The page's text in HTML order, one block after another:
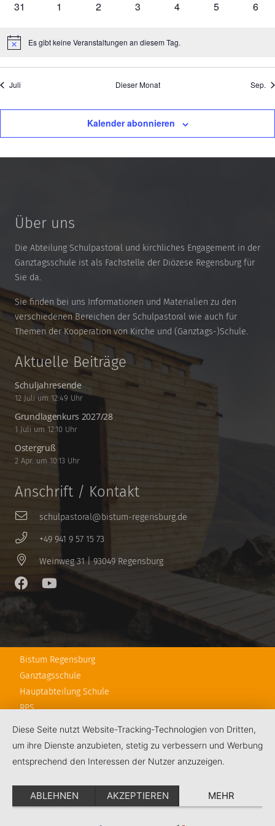
0
31
0
1
0
2
0
3
0
4
0
5
0
6
HinweisEs gibt keine Veranstaltungen an diesem Tag.
Juli Dieser Monat Sep.
Kalender abonnieren
Über uns
Die Abteilung Schulpastoral und kirchliches Engagement in der
Ganztagsschule ist als Fachstelle der Diözese Regensburg für
Sie da.
Sie finden bei uns Informationen und Materialien zu den
verschiedenen Bereichen der Schulpastoral wie auch für
Themen der Kooperation von Kirche und (Ganztags-)Schule.
Aktuelle Beiträge
Schuljahresende
12 Juli um 12:49 Uhr
Grundlagenkurs 2027/28
1 Juli um 12:10 Uhr
Ostergruß
2 Apr. um 10:13 Uhr
Anschrift / Kontakt
schulpastoral@bistum-regensburg.de
+49 941 9 57 15 73
Weinweg 31 | 93049 Regensburg
Bistum Regensburg
Ganztagsschule
Hauptabteilung Schule
RPS
Schulstiftung
KJF Regensburg
Impressum
Datenschutz
Diese Seite nutzt Website-Tracking-Technologien von Dritten,
um ihre Dienste anzubieten, stetig zu verbessern und Werbung
entsprechend den Interessen der Nutzer anzuzeigen.
ABLEHNEN AKZEPTIEREN MEHR